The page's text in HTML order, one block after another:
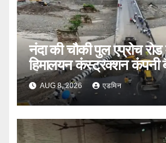
नंदा की चौकी पुल एप्रोच रोड
हिमालयन कंस्ट्रक्शन कंपनी
भी एक्शन
AUG 8, 2026 एडमिन